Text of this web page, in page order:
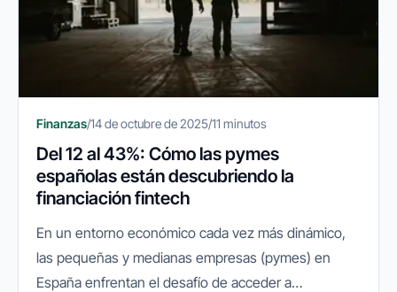
Finanzas/14 de octubre de 2025/11 minutos
Del 12 al 43%: Cómo las pymes
españolas están descubriendo la
financiación fintech
En un entorno económico cada vez más dinámico,
las pequeñas y medianas empresas (pymes) en
España enfrentan el desafío de acceder a